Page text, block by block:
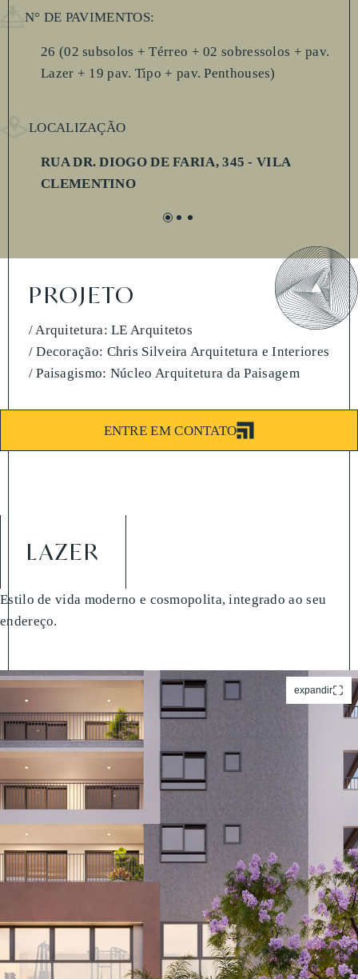
N° DE PAVIMENTOS:
26 (02 subsolos + Térreo + 02 sobressolos + pav.
Lazer + 19 pav. Tipo + pav. Penthouses)
LOCALIZAÇÃO
RUA DR. DIOGO DE FARIA, 345 - VILA
CLEMENTINO
PROJETO
/ Arquitetura: LE Arquitetos
/ Decoração: Chris Silveira Arquitetura e Interiores
/ Paisagismo: Núcleo Arquitetura da Paisagem
ENTRE EM CONTATO
LAZER
Estilo de vida moderno e cosmopolita, integrado ao seu
endereço.
expandir